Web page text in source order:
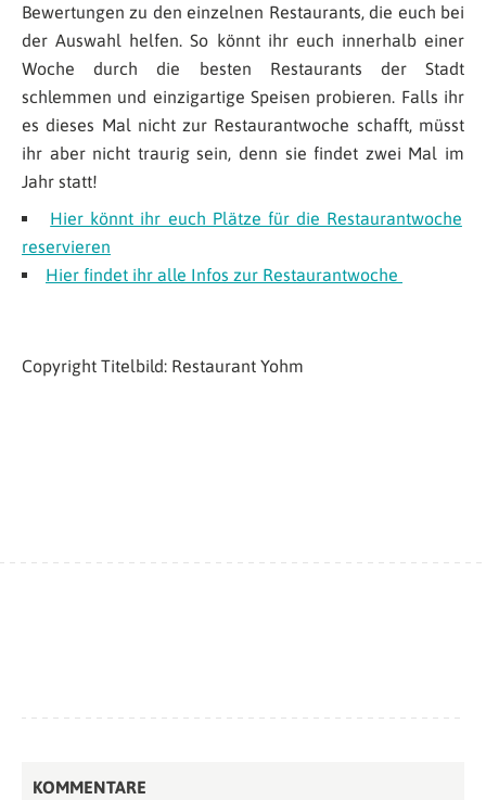
Bewertungen zu den einzelnen Restaurants, die euch bei
der Auswahl helfen. So könnt ihr euch innerhalb einer
Woche durch die besten Restaurants der Stadt
schlemmen und einzigartige Speisen probieren. Falls ihr
es dieses Mal nicht zur Restaurantwoche schafft, müsst
ihr aber nicht traurig sein, denn sie findet zwei Mal im
Jahr statt!
Hier könnt ihr euch Plätze für die Restaurantwoche
reservieren
Hier findet ihr alle Infos zur Restaurantwoche
Copyright Titelbild: Restaurant Yohm
KOMMENTARE